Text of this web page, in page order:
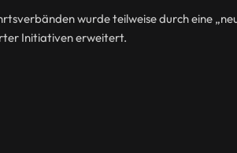
wurde teilweise durch eine
Initiativen erweitert.